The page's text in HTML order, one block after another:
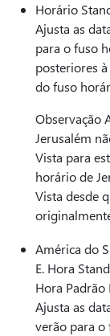
Horário
Ajusta as
para o fuso
posteriores
do fuso
Observação
Jerusalém
Vista para
horário de
Vista desde
América do
E. Hora
Hora Padrão
Ajusta as
verão para o